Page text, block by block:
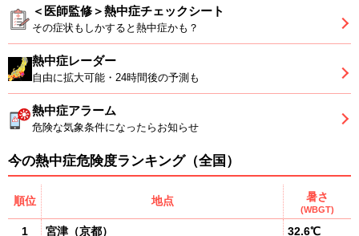
＜医師監修＞熱中症チェックシート
その症状もしかすると熱中症かも？
熱中症レーダー
自由に拡大可能・24時間後の予測も
熱中症アラーム
危険な気象条件になったらお知らせ
今の熱中症危険度ランキング（全国）
順位 地点 暑さ
(WBGT)
1 宮津 （京都） 32.6℃